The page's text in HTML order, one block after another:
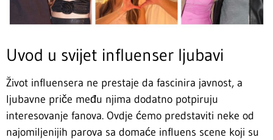
Uvod u svijet influenser ljubavi
Život influensera ne prestaje da fascinira javnost, a
ljubavne priče među njima dodatno potpiruju
interesovanje fanova. Ovdje ćemo predstaviti neke od
najomiljenijih parova sa domaće influens scene koji su